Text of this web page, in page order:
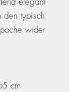
den typisch
wider
cm